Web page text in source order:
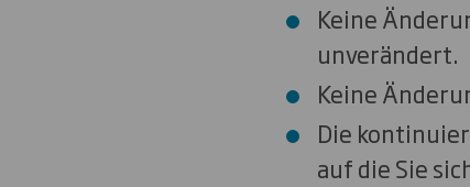
Keine
unverändert.
Keine
Die
auf die Sie